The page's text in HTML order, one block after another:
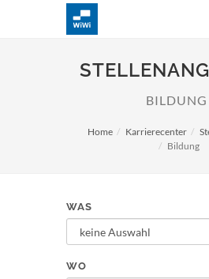
BILDUNG
Home Karrierecenter
Bildung
WAS
WO